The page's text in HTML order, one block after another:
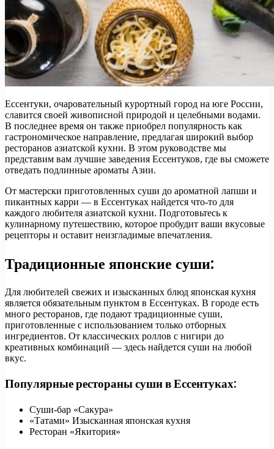
Ессентуки, очаровательный курортный город на юге России,
славится своей живописной природой и целебными водами.
В последнее время он также приобрел популярность как
гастрономическое направление, предлагая широкий выбор
ресторанов азиатской кухни. В этом руководстве мы
представим вам лучшие заведения Ессентуков, где вы сможете
отведать подлинные ароматы Азии.
От мастерски приготовленных суши до ароматной лапши и
пикантных карри — в Ессентуках найдется что-то для
каждого любителя азиатской кухни. Подготовьтесь к
кулинарному путешествию, которое пробудит ваши вкусовые
рецепторы и оставит неизгладимые впечатления.
Традиционные японские суши:
Для любителей свежих и изысканных блюд японская кухня
является обязательным пунктом в Ессентуках. В городе есть
много ресторанов, где подают традиционные суши,
приготовленные с использованием только отборных
ингредиентов. От классических роллов с нигири до
креативных комбинаций — здесь найдется суши на любой
вкус.
Популярные рестораны суши в Ессентуках:
Суши-бар «Сакура»
«Татами» Изысканная японская кухня
Ресторан «Якитория»